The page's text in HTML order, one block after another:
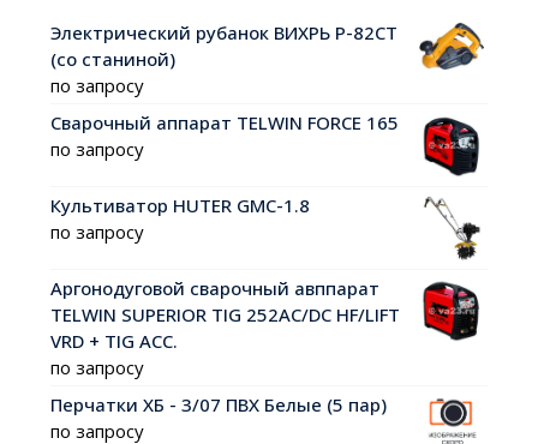
Электрический рубанок ВИХРЬ Р-82СТ
(со станиной)
по запросу
Сварочный аппарат TELWIN FORCE 165
по запросу
Культиватор HUTER GMC-1.8
по запросу
Аргонодуговой сварочный авппарат
TELWIN SUPERIOR TIG 252AC/DC HF/LIFT
VRD + TIG ACC.
по запросу
Перчатки ХБ - 3/07 ПВХ Белые (5 пар)
по запросу